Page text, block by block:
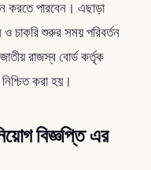
করতে পারবেন। এছাড়া
চাকরি শুরুর সময় পরিবর্তন
রাজস্ব বোর্ড কর্তৃক
করা হয়।
বিজ্ঞপ্তি এর